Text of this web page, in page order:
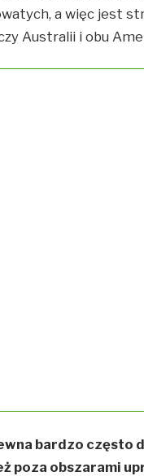
a więc jest
Australii i obu
bardzo często
poza obszarami